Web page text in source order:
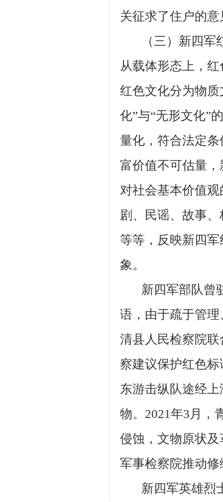
关征求了住户的意
（三）新四
从载体形态上，
红色文化分为物
化”与“无形文化”
量化，符合法定
富价值不可估量
对社会基本价值
剧、民谣、故事
等等，反映新四
象。
新四军部队曾
语，由于疏于管
清县人民检察院
察建议保护红色
东游击纵队途经
物。2021年3月，
侵蚀，文物原状
军事检察院推动
新四军英雄烈